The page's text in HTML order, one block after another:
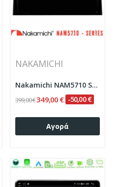
NAKAMICHI
Nakamichi NAM5710 Series 8Core Android13 4+64GB...
399,00 €349,00 € -50,00 €
Αγορά